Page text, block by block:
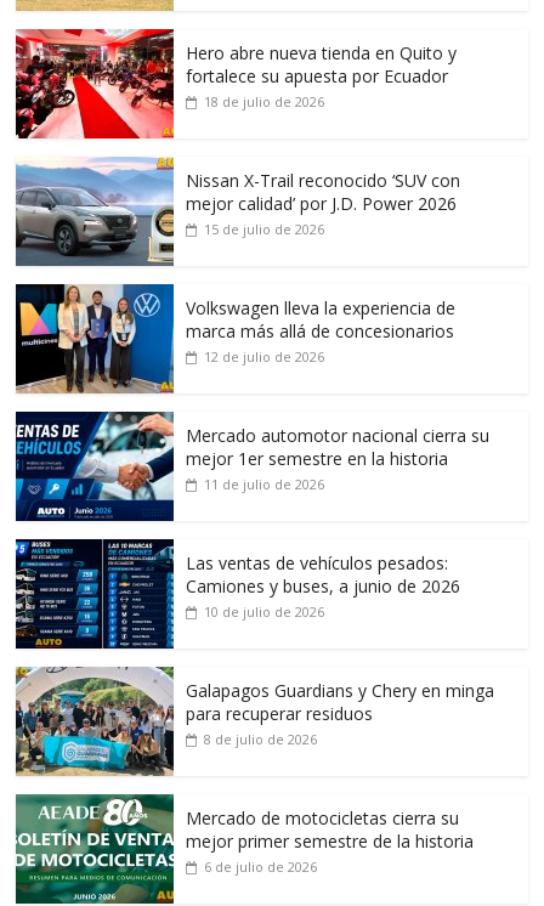
Hero abre nueva tienda en Quito y
fortalece su apuesta por Ecuador
18 de julio de 2026
Nissan X-Trail reconocido ‘SUV con
mejor calidad’ por J.D. Power 2026
15 de julio de 2026
Volkswagen lleva la experiencia de
marca más allá de concesionarios
12 de julio de 2026
Mercado automotor nacional cierra su
mejor 1er semestre en la historia
11 de julio de 2026
Las ventas de vehículos pesados:
Camiones y buses, a junio de 2026
10 de julio de 2026
Galapagos Guardians y Chery en minga
para recuperar residuos
8 de julio de 2026
Mercado de motocicletas cierra su
mejor primer semestre de la historia
6 de julio de 2026